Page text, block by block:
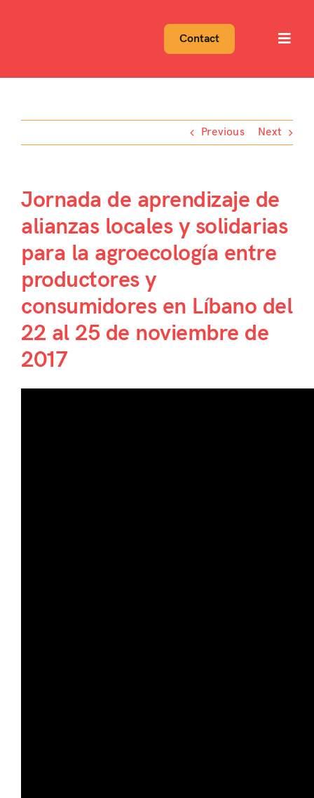
Contact
Previous Next
Jornada de aprendizaje de
alianzas locales y solidarias
para la agroecología entre
productores y
consumidores en Líbano del
22 al 25 de noviembre de
2017